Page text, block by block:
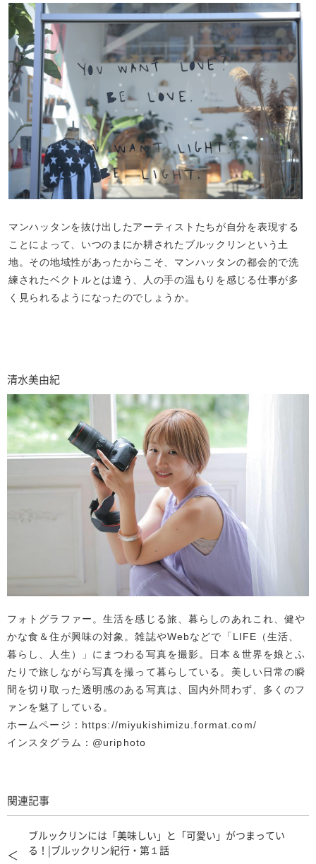
マンハッタンを抜け出したアーティストたちが自分を表現する
ことによって、いつのまにか耕されたブルックリンという土
地。その地域性があったからこそ、マンハッタンの都会的で洗
練されたベクトルとは違う、人の手の温もりを感じる仕事が多
く見られるようになったのでしょうか。
清水美由紀
フォトグラファー。生活を感じる旅、暮らしのあれこれ、健や
かな食＆住が興味の対象。雑誌やWebなどで「LIFE（生活、
暮らし、人生）」にまつわる写真を撮影。日本＆世界を娘とふ
たりで旅しながら写真を撮って暮らしている。美しい日常の瞬
間を切り取った透明感のある写真は、国内外問わず、多くのフ
ァンを魅了している。
ホームページ：https://miyukishimizu.format.com/
インスタグラム：@uriphoto
関連記事
ブルックリンには「美味しい」と「可愛い」がつまってい
る！|ブルックリン紀行・第１話
＜